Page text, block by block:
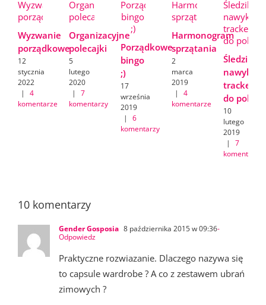
Wyzwanie
porządkowe
12
stycznia
2022
|
4
komentarze
Organizacyjne
polecajki
5
lutego
2020
|
7
komentarzy
Porządkowe
bingo
;)
17
września
2019
|
6
komentarzy
Harmonogram
sprzątania
2
marca
2019
|
4
komentarze
Śledzik
tracker
do
10
lutego
2019
|
7
komentarzy
10 komentarzy
Gender Gosposia 8 października 2015 w 09:36-
Odpowiedz
Praktyczne rozwiazanie. Dlaczego nazywa się
to capsule wardrobe ? A co z zestawem ubrań
zimowych ?